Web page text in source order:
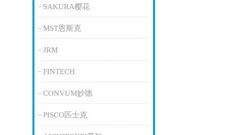
SAKURA樱花
MST恩斯克
JRM
FINTECH
CONVUM妙德
PISCO匹士克